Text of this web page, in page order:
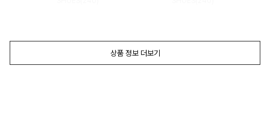
상품 정보 더보기